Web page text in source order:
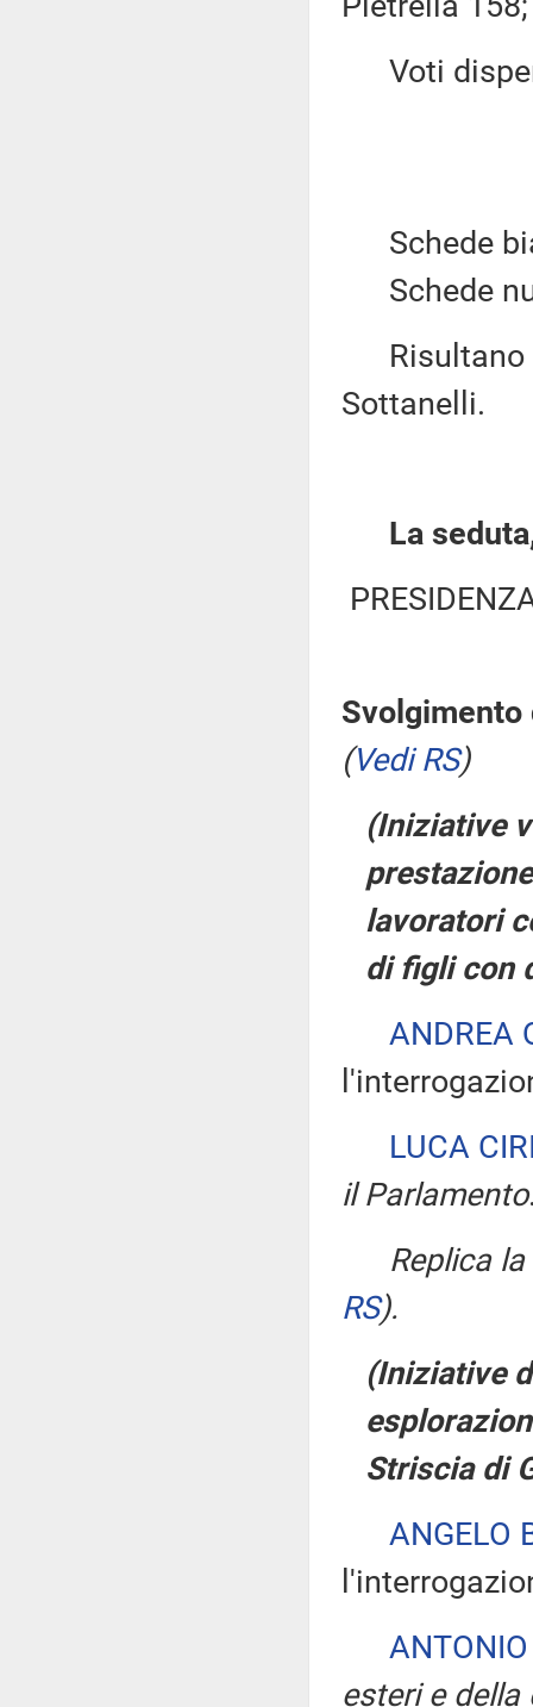
Voti
Schede
Schede
Risultano
Sottanelli.
La
(Vedi RS)
(Iniziative
lavoratori
di figli con
ANDREA
LUCA
il Parlamento
Replica
RS).
(Iniziative
Striscia di
ANGELO
esteri e